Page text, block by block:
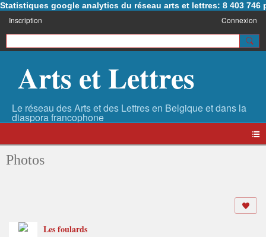
Statistiques google analytics du réseau arts et lettres: 8 403 746
Inscription Connexion
Arts et Lettres
Photos
Les foulards